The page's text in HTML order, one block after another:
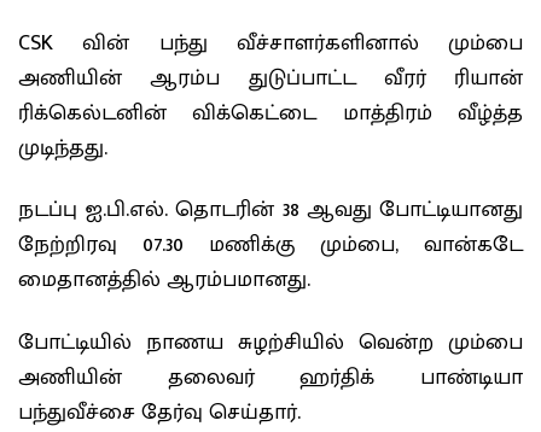
CSK வின் பந்து வீச்சாளர்களினால் மும்பை
அணியின் ஆரம்ப துடுப்பாட்ட வீரர் ரியான்
ரிக்கெல்டனின் விக்கெட்டை மாத்திரம் வீழ்த்த
முடிந்தது.
நடப்பு ஐ.பி.எல். தொடரின் 38 ஆவது போட்டியானது
நேற்றிரவு 07.30 மணிக்கு மும்பை, வான்கடே
மைதானத்தில் ஆரம்பமானது.
போட்டியில் நாணய சுழற்சியில் வென்ற மும்பை
அணியின் தலைவர் ஹர்திக் பாண்டியா
பந்துவீச்சை தேர்வு செய்தார்.